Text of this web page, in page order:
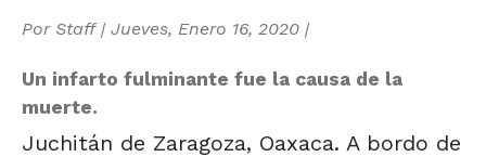
Por Staff| Jueves, Enero 16, 2020 |
Un infarto fulminante fue la causa de la
muerte.
Juchitán de Zaragoza, Oaxaca. A bordo de